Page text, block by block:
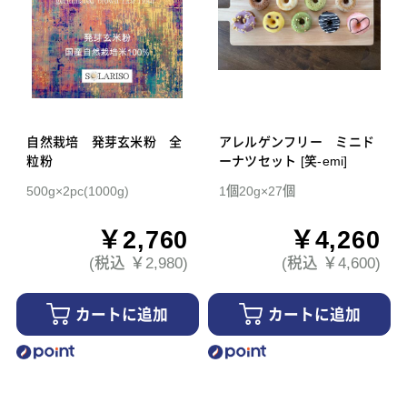
自然栽培 発芽玄米粉 全
粒粉
500g×2pc(1000g)
￥2,760
(税込 ￥2,980)
カートに追加
アレルゲンフリー ミニド
ーナツセット [笑-emi]
1個20g×27個
￥4,260
(税込 ￥4,600)
カートに追加